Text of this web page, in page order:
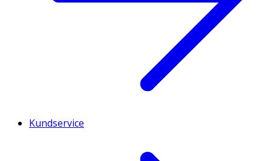
Kundservice